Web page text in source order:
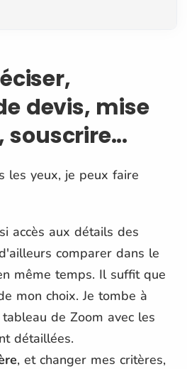
devis, mise
les yeux, je peux faire
accès aux détails des
comparer dans le
même temps. Il suffit que
mon choix. Je tombe à
de Zoom avec les
détaillées.
, et changer mes critères,